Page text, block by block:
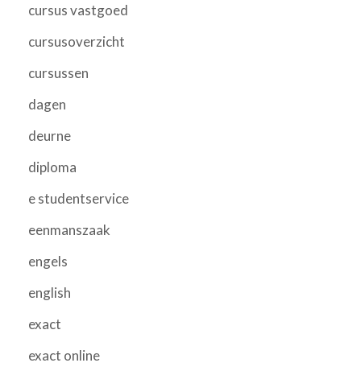
cursus vastgoed
cursusoverzicht
cursussen
dagen
deurne
diploma
e studentservice
eenmanszaak
engels
english
exact
exact online